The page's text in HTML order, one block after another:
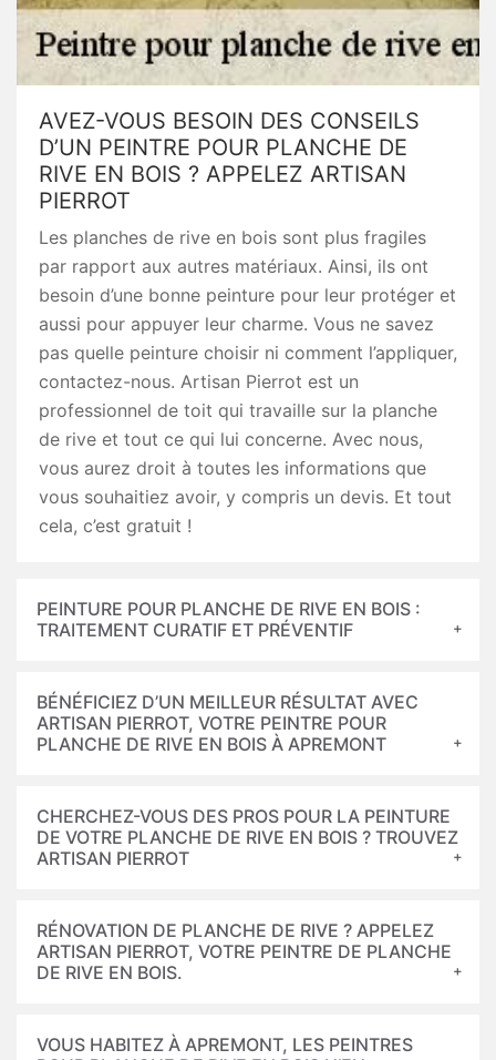
AVEZ-VOUS BESOIN DES CONSEILS
D’UN PEINTRE POUR PLANCHE DE
RIVE EN BOIS ? APPELEZ ARTISAN
PIERROT
Les planches de rive en bois sont plus fragiles
par rapport aux autres matériaux. Ainsi, ils ont
besoin d’une bonne peinture pour leur protéger et
aussi pour appuyer leur charme. Vous ne savez
pas quelle peinture choisir ni comment l’appliquer,
contactez-nous. Artisan Pierrot est un
professionnel de toit qui travaille sur la planche
de rive et tout ce qui lui concerne. Avec nous,
vous aurez droit à toutes les informations que
vous souhaitiez avoir, y compris un devis. Et tout
cela, c’est gratuit !
PEINTURE POUR PLANCHE DE RIVE EN BOIS :
TRAITEMENT CURATIF ET PRÉVENTIF
BÉNÉFICIEZ D’UN MEILLEUR RÉSULTAT AVEC
ARTISAN PIERROT, VOTRE PEINTRE POUR
PLANCHE DE RIVE EN BOIS À APREMONT
CHERCHEZ-VOUS DES PROS POUR LA PEINTURE
DE VOTRE PLANCHE DE RIVE EN BOIS ? TROUVEZ
ARTISAN PIERROT
RÉNOVATION DE PLANCHE DE RIVE ? APPELEZ
ARTISAN PIERROT, VOTRE PEINTRE DE PLANCHE
DE RIVE EN BOIS.
VOUS HABITEZ À APREMONT, LES PEINTRES